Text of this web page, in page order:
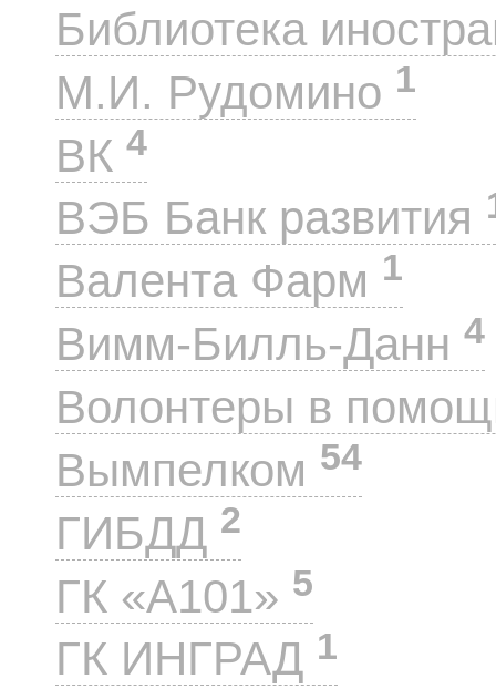
Библиотека
М.И. Рудомино 1
ВК 4
ВЭБ Банк развития
Валента Фарм 1
Вимм-Билль-Данн 4
Волонтеры в
Вымпелком 54
ГИБДД 2
ГК «А101» 5
ГК ИНГРАД 1